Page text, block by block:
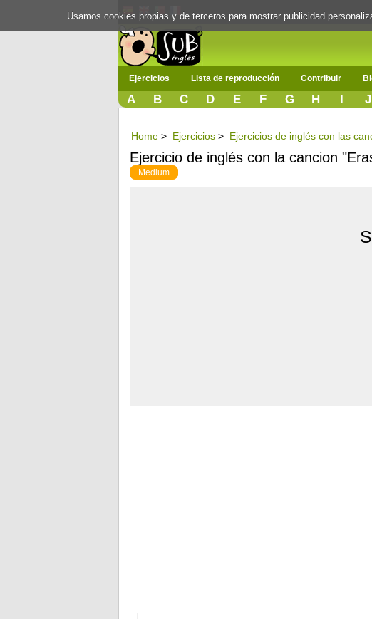
Ejercicios Lista de reproducción Contribuir
A B C D E F G H I J
Home > Ejercicios > Ejercicios de inglés con las
Ejercicio de inglés con la cancion
Medium
Usamos cookies propias y de terceros para mostrar publicidad